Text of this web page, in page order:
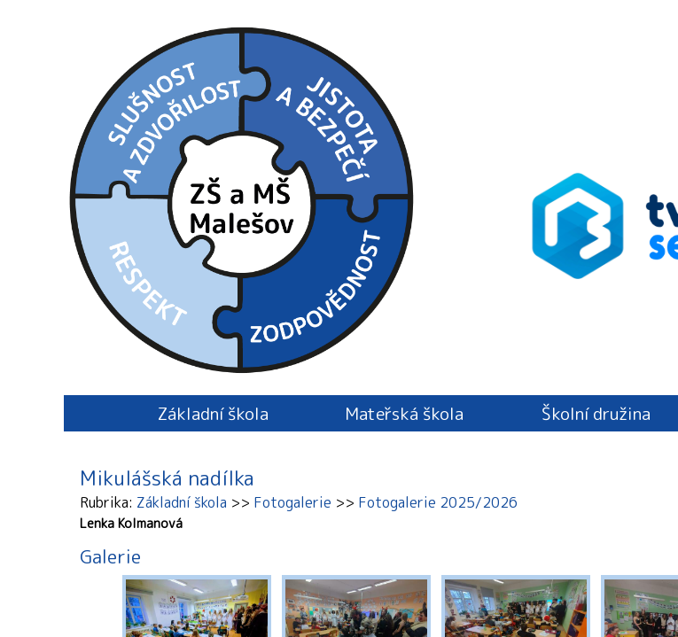
Základní škola Mateřská škola Školní družina
Mikulášská nadílka
Rubrika Základní škola Fotogalerie Fotogalerie 2025/2026
Lenka Kolmanová
Galerie